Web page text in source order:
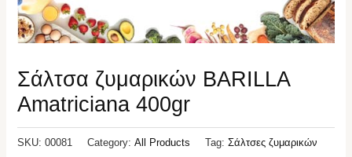
Σάλτσα ζυμαρικών BARILLA
Amatriciana 400gr
SKU:00081 Category:All Products Tag:Σάλτσες ζυμαρικών